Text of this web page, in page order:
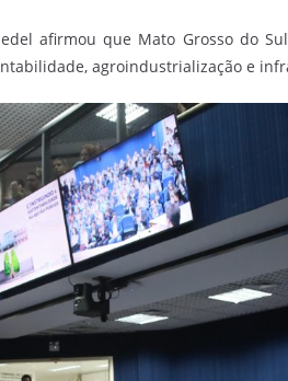
afirmou que Mato Grosso do
agroindustrialização e